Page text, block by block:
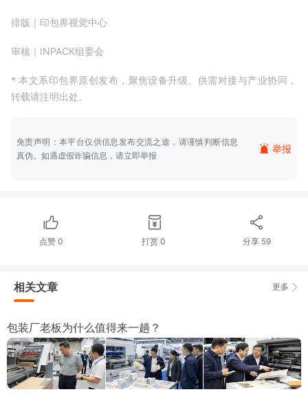
排版｜印包界视觉中心
审核｜INPACK组委会
* 本文系印包界原创发布，聚焦设备升级、供需对接与产业协同，
转载请注明出处。
免责声明：本平台仅供信息发布交流之途，请谨慎判断信息
真伪。如遇虚假诈骗信息，请立即举报
举报
点赞0 打赏0 分享 59
更多
相关文章
包装厂老板为什么值得来一趟？